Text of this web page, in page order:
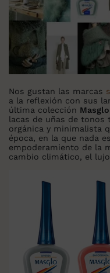
Nos gustan las marcas
a la reflexión con sus
última colección
lacas de uñas de tonos
orgánica y minimalista
época, en la que nada
empoderamiento de la
cambio climático, el